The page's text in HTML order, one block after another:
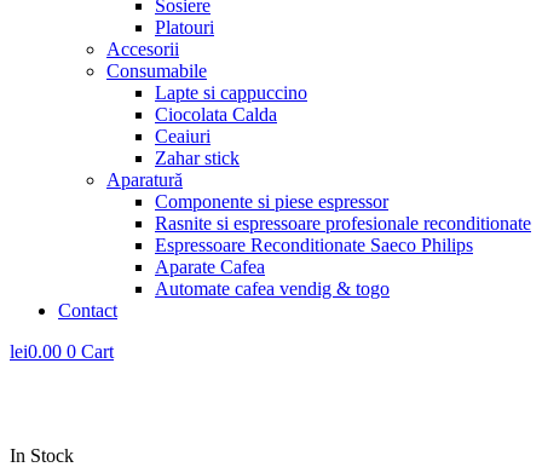
Sosiere
Platouri
Accesorii
Consumabile
Lapte si cappuccino
Ciocolata Calda
Ceaiuri
Zahar stick
Aparatură
Componente si piese espressor
Rasnite si espressoare profesionale reconditionate
Espressoare Reconditionate Saeco Philips
Aparate Cafea
Automate cafea vendig & togo
Contact
lei0.00 0 Cart
In Stock